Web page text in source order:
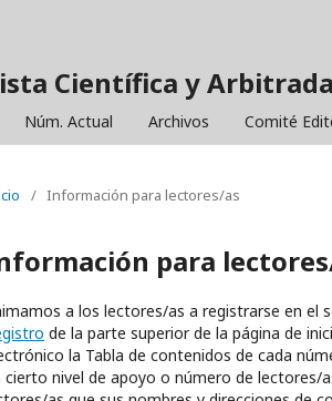
Científica y Arbitrada
Núm. Actual Archivos Comité
/ Información para lectores/as
para
a los lectores/as a registrarse en el
de la parte superior de la página de
la Tabla de contenidos de cada
cierto nivel de apoyo o número de lectores/